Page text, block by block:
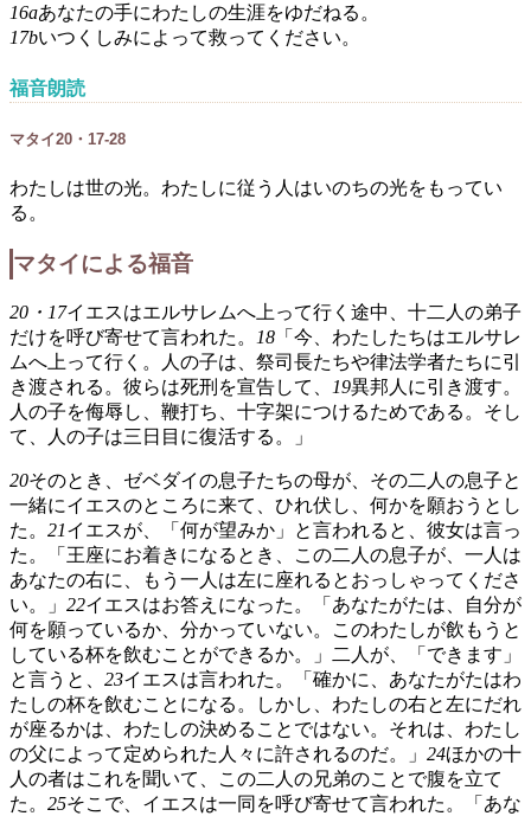
16aあなたの手にわたしの生涯をゆだねる。
17bいつくしみによって救ってください。
福音朗読
マタイ20・17-28
わたしは世の光。わたしに従う人はいのちの光をもってい
る。
マタイによる福音
20・17イエスはエルサレムへ上って行く途中、十二人の弟子
だけを呼び寄せて言われた。 18 「今、わたしたちはエルサレ
ムへ上って行く。人の子は、祭司長たちや律法学者たちに引
き渡される。彼らは死刑を宣告して、 19異邦人に引き渡す。
人の子を侮辱し、鞭打ち、十字架につけるためである。そし
て、人の子は三日目に復活する。」
20そのとき、ゼベダイの息子たちの母が、その二人の息子と
一緒にイエスのところに来て、ひれ伏し、何かを願おうとし
た。 21イエスが、「何が望みか」と言われると、彼女は言っ
た。「王座にお着きになるとき、この二人の息子が、一人は
あなたの右に、もう一人は左に座れるとおっしゃってくださ
い。」 22イエスはお答えになった。「あなたがたは、自分が
何を願っているか、分かっていない。このわたしが飲もうと
している杯を飲むことができるか。」二人が、「できます」
と言うと、 23イエスは言われた。「確かに、あなたがたはわ
たしの杯を飲むことになる。しかし、わたしの右と左にだれ
が座るかは、わたしの決めることではない。それは、わたし
の父によって定められた人々に許されるのだ。」 24ほかの十
人の者はこれを聞いて、この二人の兄弟のことで腹を立て
た。 25そこで、イエスは一同を呼び寄せて言われた。「あな